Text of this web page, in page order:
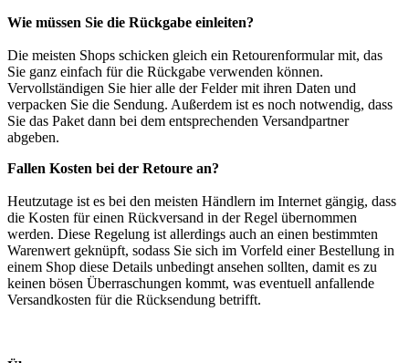
Wie müssen Sie die Rückgabe einleiten?
Die meisten Shops schicken gleich ein Retourenformular mit, das
Sie ganz einfach für die Rückgabe verwenden können.
Vervollständigen Sie hier alle der Felder mit ihren Daten und
verpacken Sie die Sendung. Außerdem ist es noch notwendig, dass
Sie das Paket dann bei dem entsprechenden Versandpartner
abgeben.
Fallen Kosten bei der Retoure an?
Heutzutage ist es bei den meisten Händlern im Internet gängig, dass
die Kosten für einen Rückversand in der Regel übernommen
werden. Diese Regelung ist allerdings auch an einen bestimmten
Warenwert geknüpft, sodass Sie sich im Vorfeld einer Bestellung in
einem Shop diese Details unbedingt ansehen sollten, damit es zu
keinen bösen Überraschungen kommt, was eventuell anfallende
Versandkosten für die Rücksendung betrifft.